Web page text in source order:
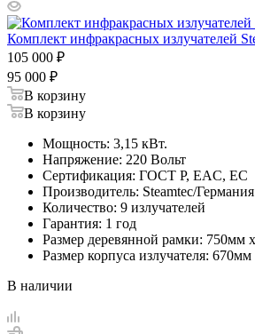
Комплект инфракрасных излучателей
105 000 ₽
95 000 ₽
В корзину
В корзину
Мощность: 3,15 кВт.
Напряжение: 220 Вольт
Сертификация: ГОСТ Р, EAC, EC
Производитель: Steamtec/Германия
Количество: 9 излучателей
Гарантия: 1 год
Размер деревянной рамки: 750мм
Размер корпуса излучателя:
В наличии